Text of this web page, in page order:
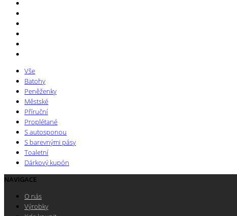
Vše
Batohy
Peněženky
Městské
Příruční
Proplétané
S autosponou
S barevnými pásy
Toaletní
Dárkový kupón
NAVIGACE
O nás
Výrobky